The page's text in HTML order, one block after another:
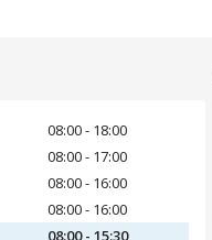
08:00 - 18:00
08:00 - 17:00
08:00 - 16:00
08:00 - 16:00
08:00 - 15:30